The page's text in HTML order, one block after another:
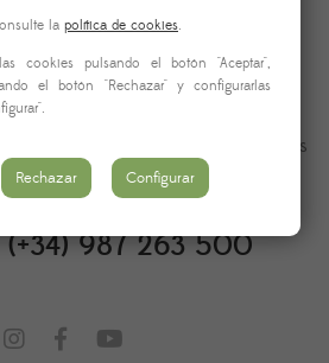
1980.
Especialistas en arreglos
florales para eventos.
(+34) 987 263 500
la política de cookies.
cookies pulsando el botón "Aceptar",
el botón "Rechazar" y configurarlas
Rechazar Configurar